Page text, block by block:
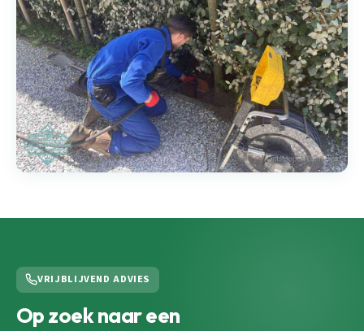
VRIJBLIJVEND ADVIES
Op zoek naar een